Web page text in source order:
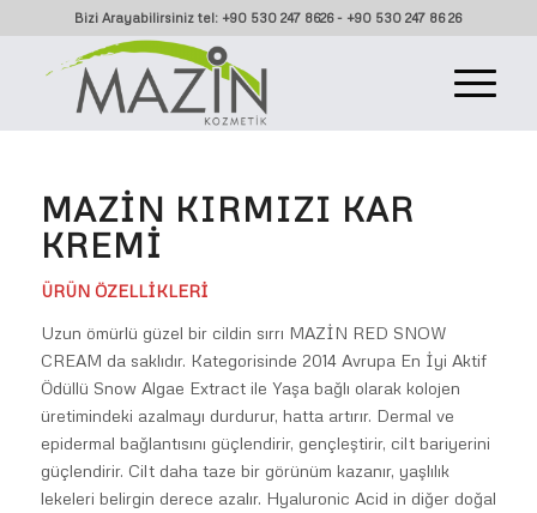
Bizi Arayabilirsiniz tel: +90 530 247 8626 - +90 530 247 86 26
MAZIN KIRMIZI KAR
KREMI
ÜRÜN ÖZELLİKLERİ
Uzun ömürlü güzel bir cildin sırrı MAZİN RED SNOW
CREAM da saklıdır. Kategorisinde 2014 Avrupa En İyi Aktif
Ödüllü Snow Algae Extract ile Yaşa bağlı olarak kolojen
üretimindeki azalmayı durdurur, hatta artırır. Dermal ve
epidermal bağlantısını güçlendirir, gençleştirir, cilt bariyerini
güçlendirir. Cilt daha taze bir görünüm kazanır, yaşlılık
lekeleri belirgin derece azalır. Hyaluronic Acid in diğer doğal